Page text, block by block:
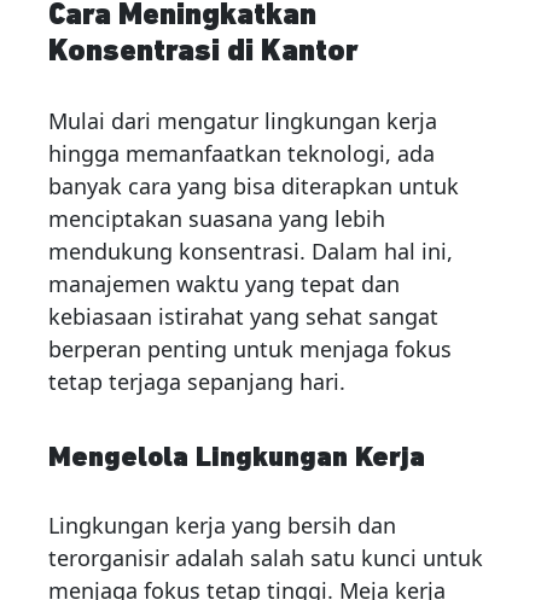
Cara Meningkatkan
Konsentrasi di Kantor
Mulai dari mengatur lingkungan kerja
hingga memanfaatkan teknologi, ada
banyak cara yang bisa diterapkan untuk
menciptakan suasana yang lebih
mendukung konsentrasi. Dalam hal ini,
manajemen waktu yang tepat dan
kebiasaan istirahat yang sehat sangat
berperan penting untuk menjaga fokus
tetap terjaga sepanjang hari.
Mengelola Lingkungan Kerja
Lingkungan kerja yang bersih dan
terorganisir adalah salah satu kunci untuk
menjaga fokus tetap tinggi. Meja kerja